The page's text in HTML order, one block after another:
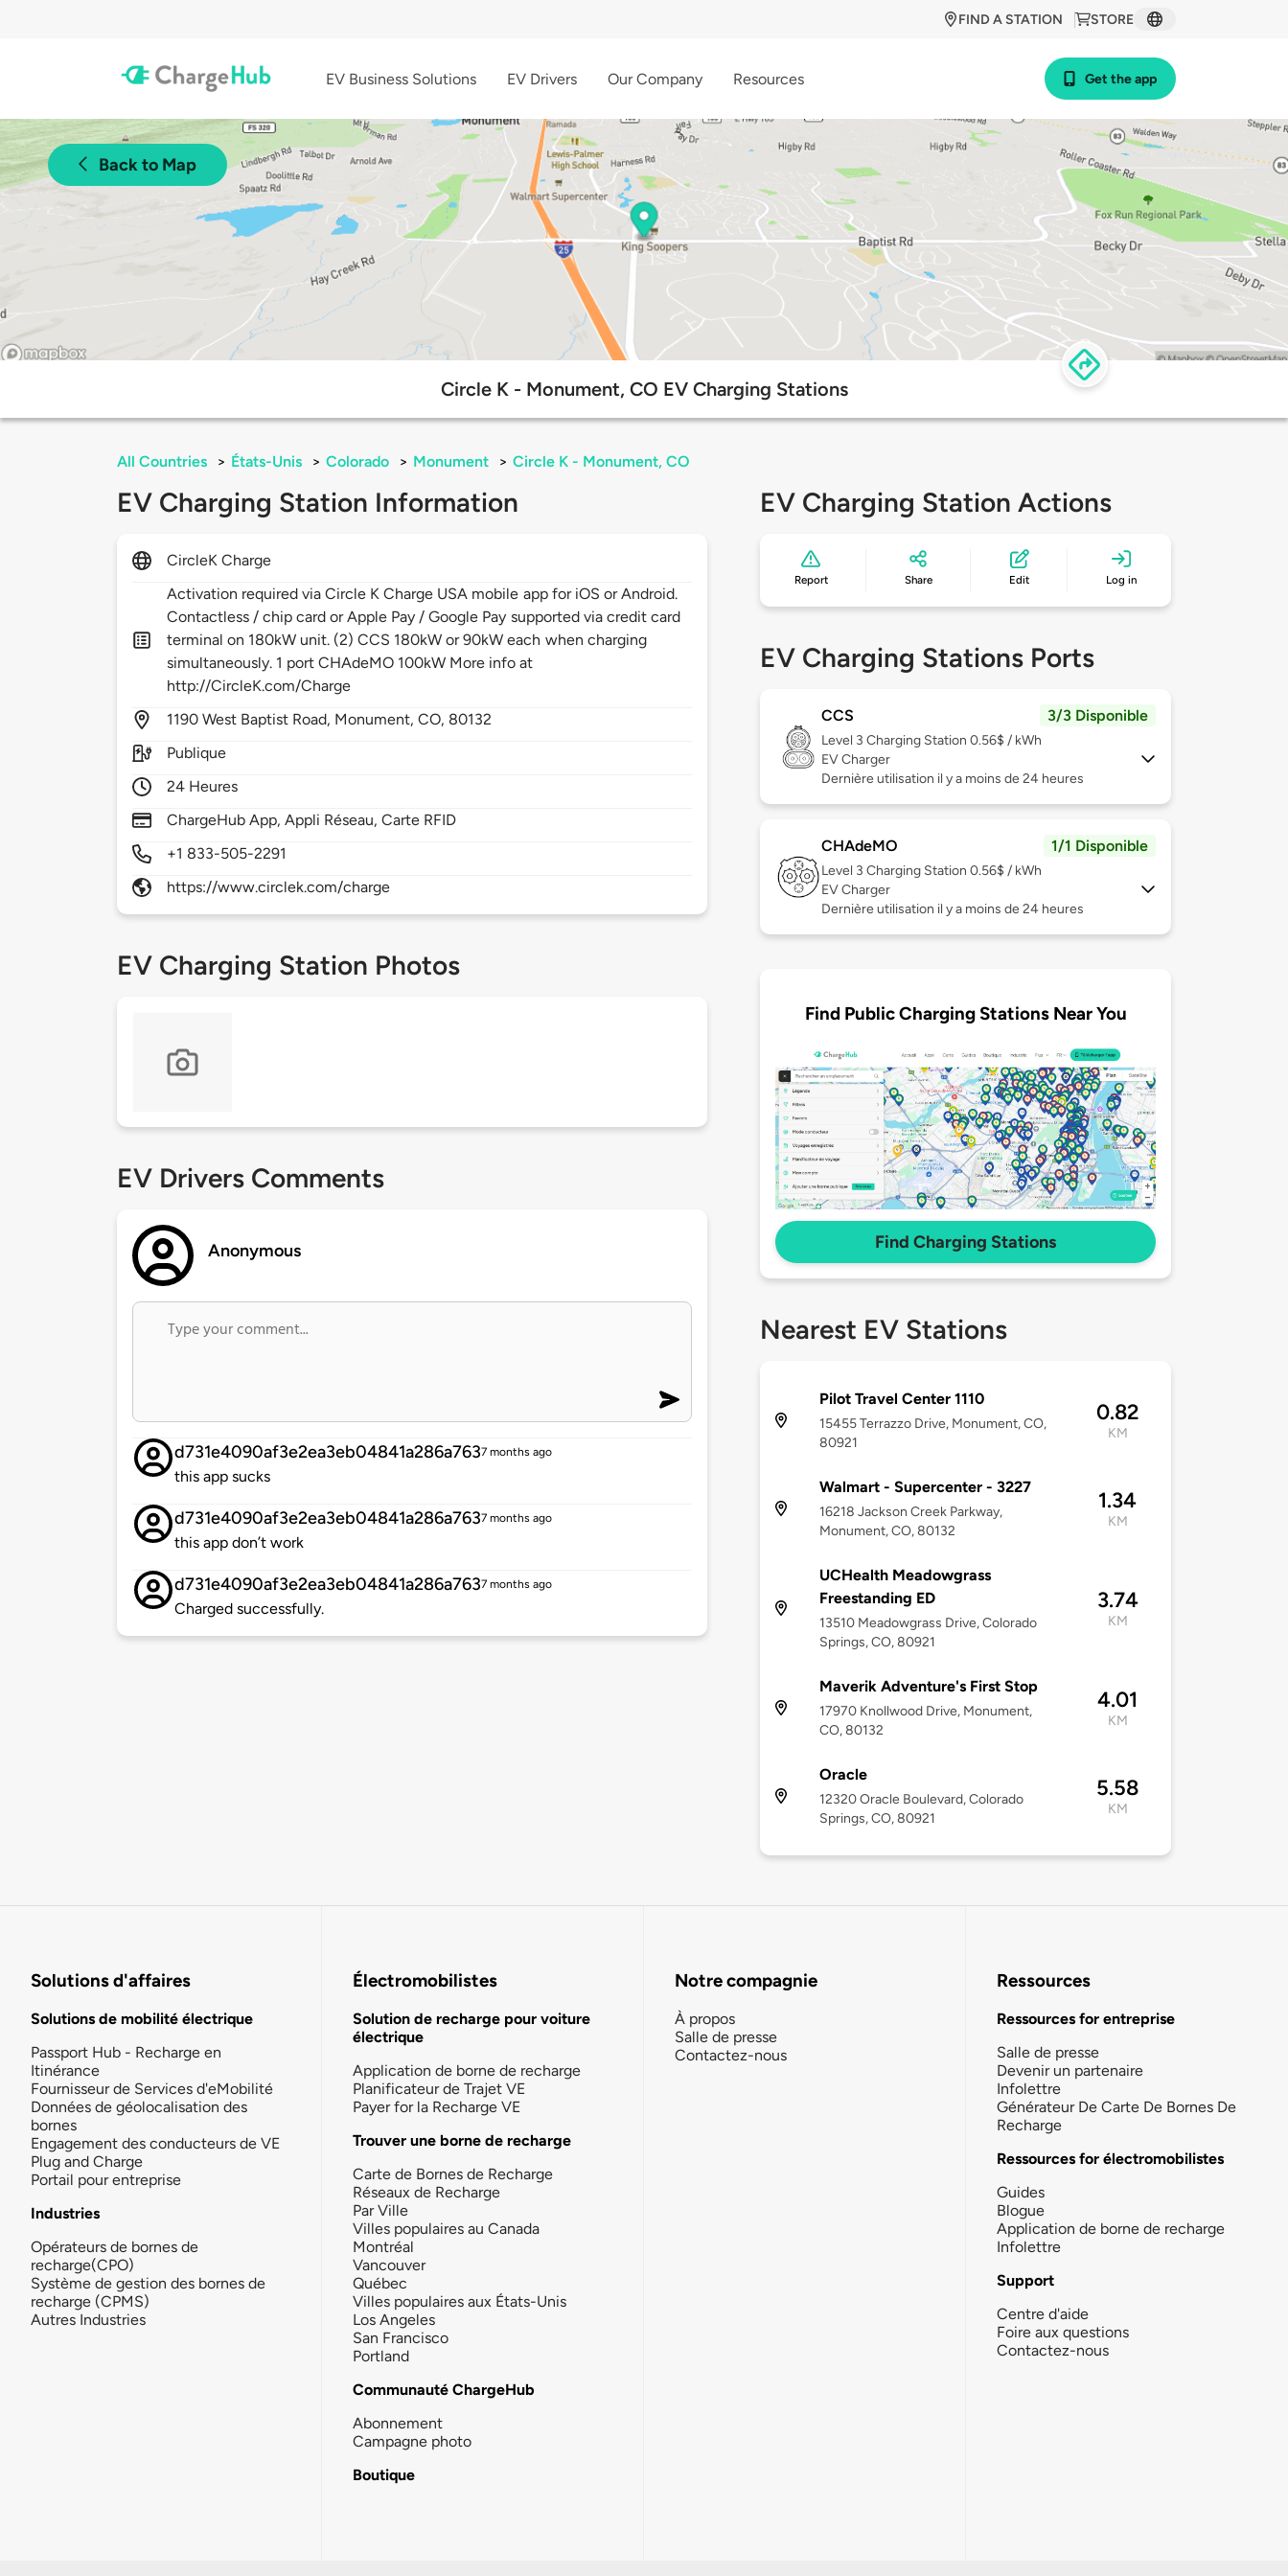
STORE
FIND A STATION
EV Business Solutions EV Drivers Our Company Resources Get the app
Back to Map
Circle K - Monument, CO EV Charging Stations
All Countries > États-Unis > Colorado > Monument > Circle K - Monument, CO
EV Charging Station Information
CircleK Charge
Activation required via Circle K Charge USA mobile app for iOS or Android.
Contactless / chip card or Apple Pay / Google Pay supported via credit card
terminal on 180kW unit. (2) CCS 180kW or 90kW each when charging
simultaneously. 1 port CHAdeMO 100kW More info at
http://CircleK.com/Charge
1190West Baptist Road, Monument,CO, 80132
Publique
24 Heures
ChargeHub App, Appli Réseau, Carte RFID
+1 833-505-2291
https://www.circlek.com/charge
EV Charging Station Photos
EV Drivers Comments
Anonymous
d731e4090af3e2ea3eb04841a286a7637 months ago
this app sucks
d731e4090af3e2ea3eb04841a286a7637 months ago
this app don’t work
d731e4090af3e2ea3eb04841a286a7637 months ago
Charged successfully.
EV Charging Station Actions
Report Share Edit Log in
EV Charging Stations Ports
CCS 3/3 Disponible
Level 3 Charging Station 0.56$ / kWh
EV Charger
Dernière utilisation il y a moins de 24 heures
CHAdeMO 1/1 Disponible
Level 3 Charging Station 0.56$ / kWh
EV Charger
Dernière utilisation il y a moins de 24 heures
Find Public Charging Stations Near You
Find Charging Stations
Nearest EV Stations
Pilot Travel Center 1110
15455 Terrazzo Drive, Monument, CO,
80921
0.82
KM
Walmart - Supercenter - 3227
16218 Jackson Creek Parkway,
Monument, CO, 80132
1.34
KM
UCHealth Meadowgrass
Freestanding ED
13510 Meadowgrass Drive, Colorado
Springs, CO, 80921
3.74
KM
Maverik Adventure's First Stop
17970 Knollwood Drive, Monument,
CO, 80132
4.01
KM
Oracle
12320 Oracle Boulevard, Colorado
Springs, CO, 80921
5.58
KM
Solutions d'affaires
Solutions de mobilité électrique
Passport Hub - Recharge en
Itinérance
Fournisseur de Services d'eMobilité
Données de géolocalisation des
bornes
Engagement des conducteurs de VE
Plug and Charge
Portail pour entreprise
Industries
Opérateurs de bornes de
recharge(CPO)
Système de gestion des bornes de
recharge (CPMS)
Autres Industries
Électromobilistes
Solution de recharge pour voiture
électrique
Application de borne de recharge
Planificateur de Trajet VE
Payer for la Recharge VE
Trouver une borne de recharge
Carte de Bornes de Recharge
Réseaux de Recharge
Par Ville
Villes populaires au Canada
Montréal
Vancouver
Québec
Villes populaires aux États-Unis
Los Angeles
San Francisco
Portland
Communauté ChargeHub
Abonnement
Campagne photo
Boutique
Notre compagnie
À propos
Salle de presse
Contactez-nous
Ressources
Ressources for entreprise
Salle de presse
Devenir un partenaire
Infolettre
Générateur De Carte De Bornes De
Recharge
Ressources for électromobilistes
Guides
Blogue
Application de borne de recharge
Infolettre
Support
Centre d'aide
Foire aux questions
Contactez-nous